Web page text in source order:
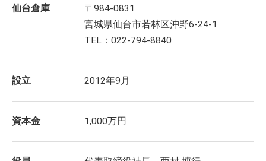
仙台倉庫
〒984-0831
宮城県仙台市若林区沖野6-24-1
TEL：022-794-8840
設立 2012年9月
資本金 1,000万円